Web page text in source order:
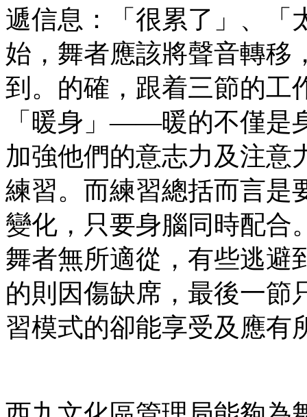
遞信息：「很累了」、「
始，舞者應該將聲音轉移
到。的確，跟着三節的工
「暖身」——暖的不僅是
加強他們的意志力及注意
練習。而練習總括而言是
變化，只要身腦同時配合
舞者無所適從，有些逃避
的則因傷缺席，最後一節
習模式的卻能享受及應有